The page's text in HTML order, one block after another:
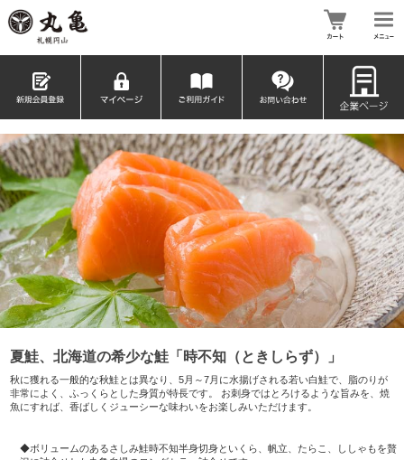
夏鮭、北海道の希少な鮭「時不知（ときしらず）」
秋に獲れる一般的な秋鮭とは異なり、5月～7月に水揚げされる若い白鮭で、脂のりが
非常によく、ふっくらとした身質が特長です。 お刺身ではとろけるような旨みを、焼
魚にすれば、香ばしくジューシーな味わいをお楽しみいただけます。
◆ボリュームのあるさしみ鮭時不知半身切身といくら、帆立、たらこ、ししゃもを贅